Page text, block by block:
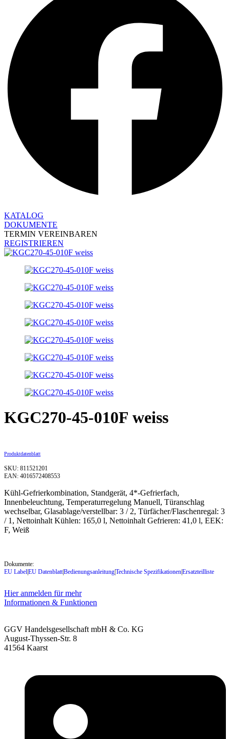
KATALOG
DOKUMENTE
TERMIN VEREINBAREN
REGISTRIEREN
KGC270-45-010F weiss
Produktdatenblatt
SKU: 811521201
EAN: 4016572408553
Kühl-Gefrierkombination, Standgerät, 4*-Gefrierfach,
Innenbeleuchtung, Temperaturregelung Manuell, Türanschlag
wechselbar, Glasablage/verstellbar: 3 / 2, Türfächer/Flaschenregal: 3
/ 1, Nettoinhalt Kühlen: 165,0 l, Nettoinhalt Gefrieren: 41,0 l, EEK:
F, Weiß
Dokumente:
EU Label|EU Datenblatt|Bedienungsanleitung|Technische Spezifikationen|Ersatzteilliste
Hier anmelden für mehr
Informationen & Funktionen
GGV Handelsgesellschaft mbH & Co. KG
August-Thyssen-Str. 8
41564 Kaarst